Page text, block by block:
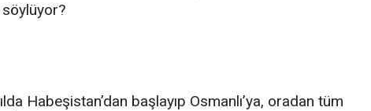
söylüyor?
Habeşistan’dan başlayıp Osmanlı’ya, oradan tüm